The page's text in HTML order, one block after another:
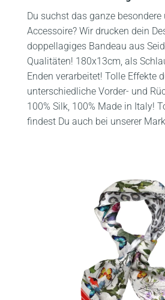
Du suchst das ganze
Accessoire? Wir drucken dein
doppellagiges Bandeau aus
Qualitäten! 180x13cm, als
Enden verarbeitet! Tolle Effekte
unterschiedliche Vorder- und
100% Silk, 100% Made in Italy!
findest Du auch bei unserer